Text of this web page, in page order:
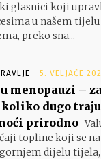
glasnici koji
u našem
preko sna...
5. VELJAČE
menopauzi –
koliko dugo
prirodno
topline koji se
dijelu